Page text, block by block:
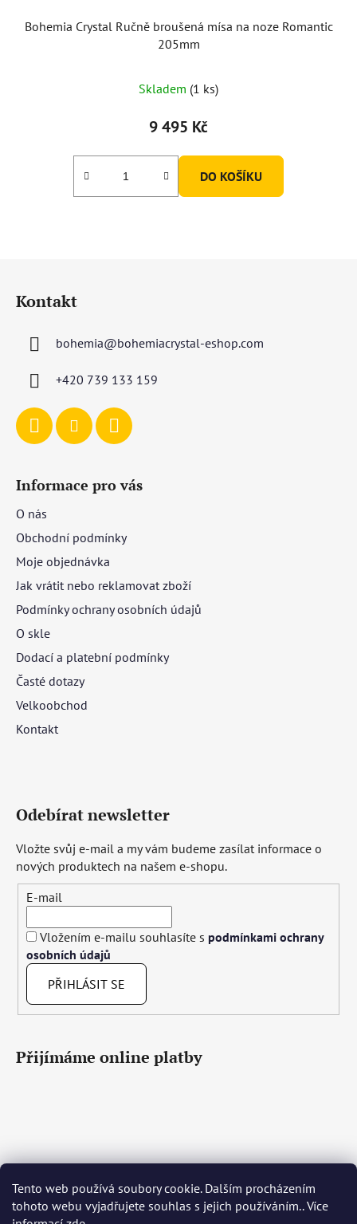
Tento web používá soubory cookie. Dalším procházením
tohoto webu vyjadřujete souhlas s jejich používáním.. Více
Bohemia Crystal Ručně broušená mísa na noze Romantic
205mm
Skladem (1 ks)
9 495 Kč
DO KOŠÍKU
Kontakt
bohemia@bohemiacrystal-eshop.com
+420 739 133 159
Informace pro vás
O nás
Obchodní podmínky
Moje objednávka
Jak vrátit nebo reklamovat zboží
Podmínky ochrany osobních údajů
O skle
Dodací a platební podmínky
Časté dotazy
Velkoobchod
Kontakt
Odebírat newsletter
Vložte svůj e-mail a my vám budeme zasílat informace o
nových produktech na našem e-shopu.
E-mail
Vložením e-mailu souhlasíte s podmínkami ochrany
osobních údajů
PŘIHLÁSIT SE
Přijímáme online platby
Čeština Slovenčina English Deutsch Magyar
Język polski Română Italiano Español Français